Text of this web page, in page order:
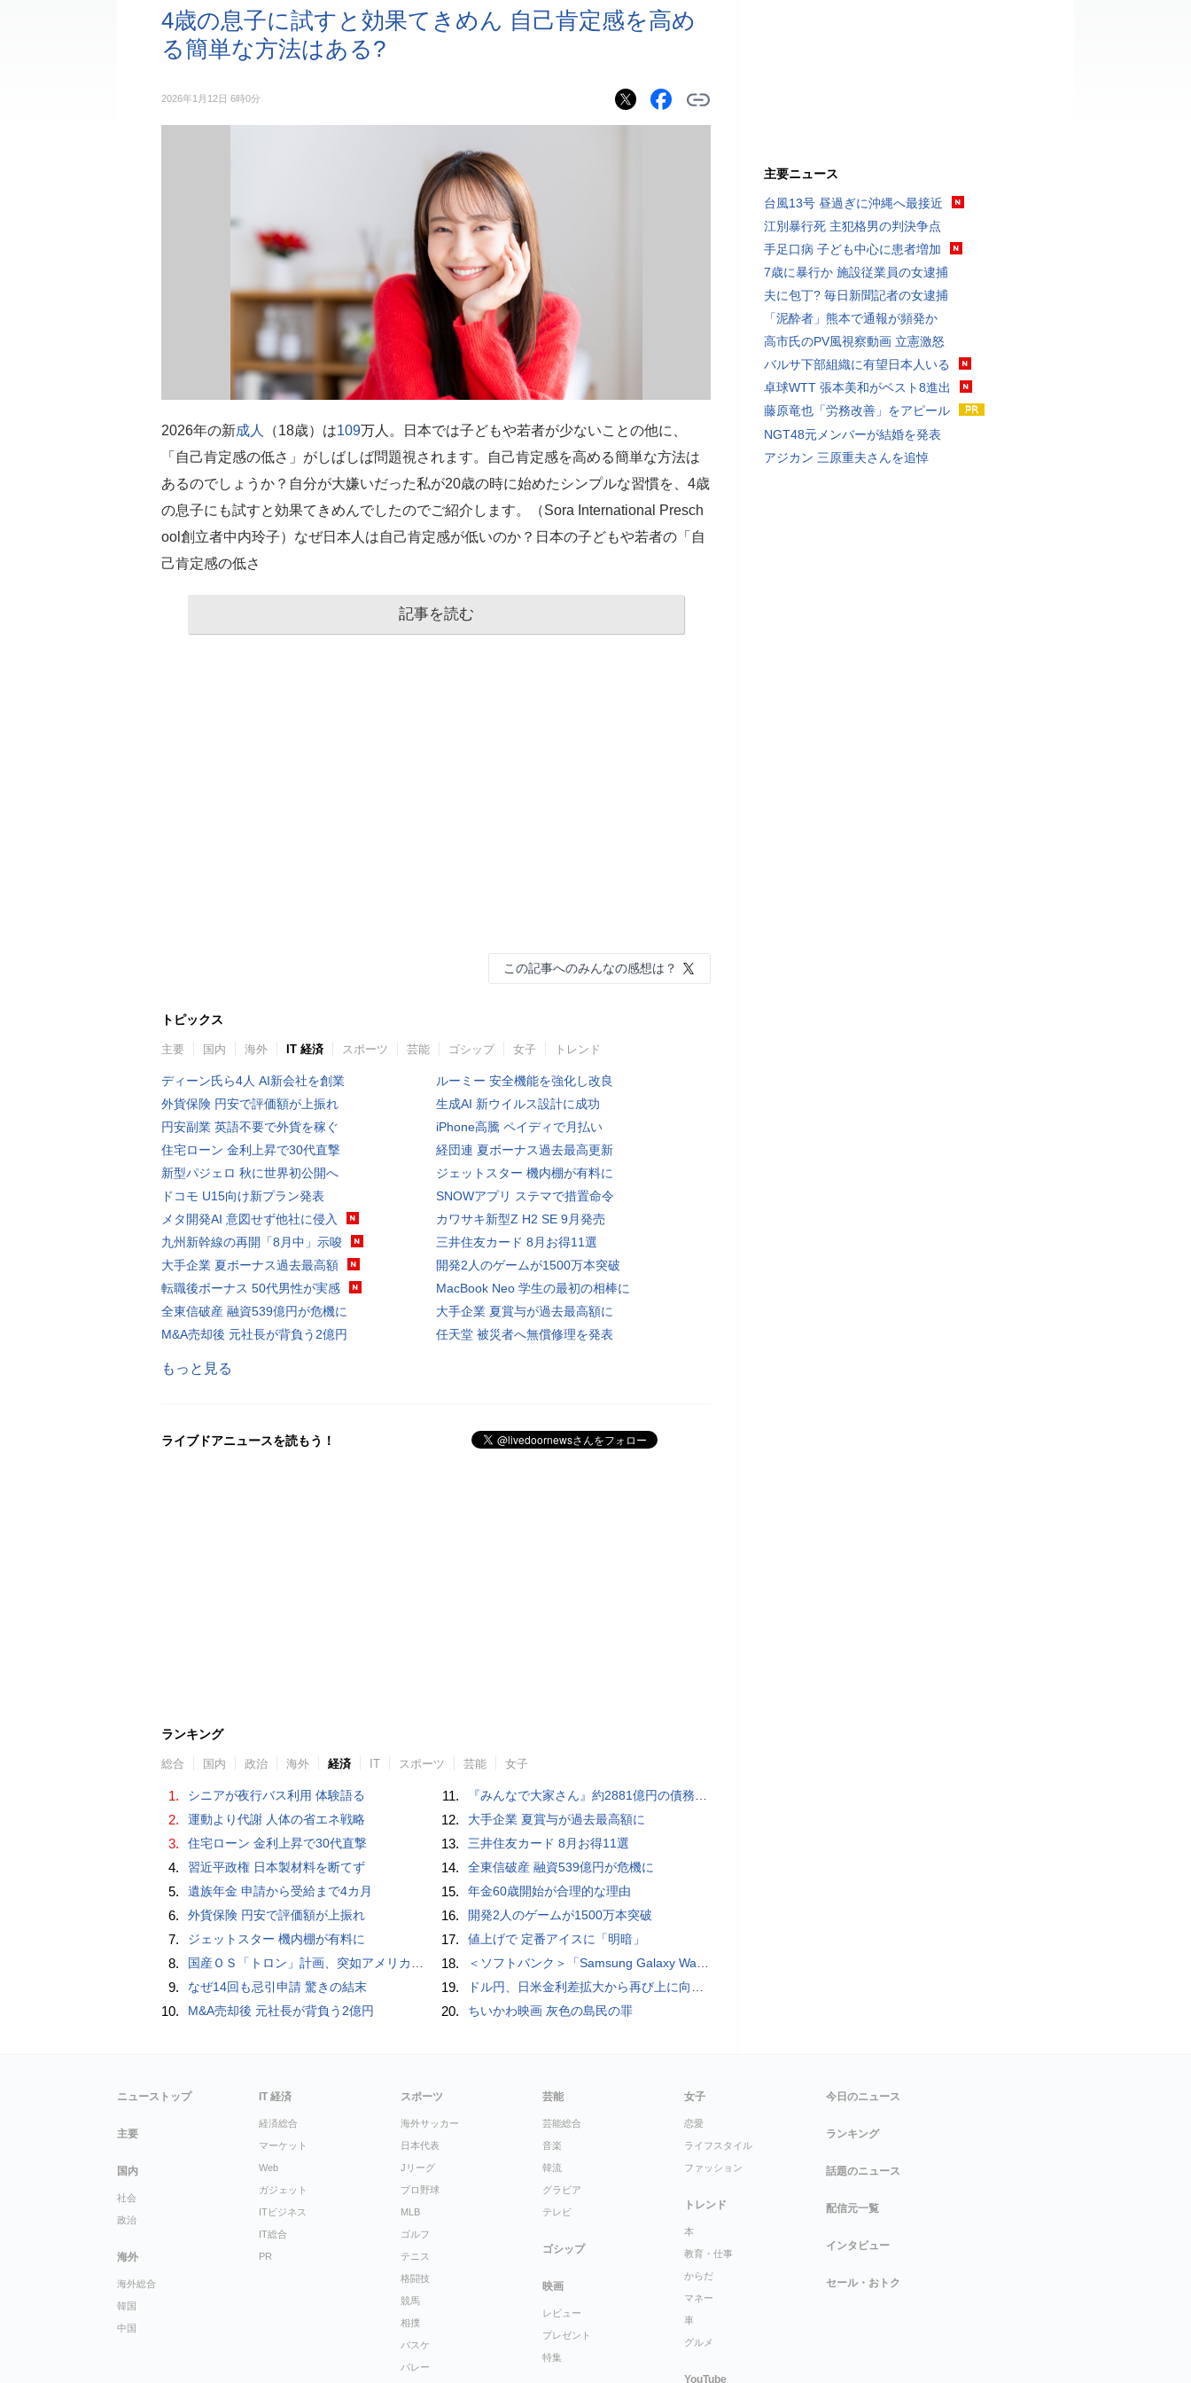
4歳の息子に試すと効果てきめん 自己肯定感を高め
る簡単な方法はある?
2026年1月12日 6時0分
2026年の新成人 （18歳）は109万人。日本では子どもや若者が少ないことの他に、
「自己肯定感の低さ」がしばしば問題視されます。自己肯定感を高める簡単な方法は
あるのでしょうか？自分が大嫌いだった私が20歳の時に始めたシンプルな習慣を、4歳
の息子にも試すと効果てきめんでしたのでご紹介します。（Sora International Presch
ool創立者中内玲子）なぜ日本人は自己肯定感が低いのか？日本の子どもや若者の「自
己肯定感の低さ
記事を読む
この記事へのみんなの感想は？
トピックス
主要 国内 海外 IT 経済 スポーツ 芸能 ゴシップ 女子 トレンド
ディーン氏ら4人 AI新会社を創業
外貨保険 円安で評価額が上振れ
円安副業 英語不要で外貨を稼ぐ
住宅ローン 金利上昇で30代直撃
新型パジェロ 秋に世界初公開へ
ドコモ U15向け新プラン発表
メタ開発AI 意図せず他社に侵入
九州新幹線の再開「8月中」示唆
大手企業 夏ボーナス過去最高額
転職後ボーナス 50代男性が実感
全東信破産 融資539億円が危機に
M&A売却後 元社長が背負う2億円
ルーミー 安全機能を強化し改良
生成AI 新ウイルス設計に成功
iPhone高騰 ペイディで月払い
経団連 夏ボーナス過去最高更新
ジェットスター 機内棚が有料に
SNOWアプリ ステマで措置命令
カワサキ新型Z H2 SE 9月発売
三井住友カード 8月お得11選
開発2人のゲームが1500万本突破
MacBook Neo 学生の最初の相棒に
大手企業 夏賞与が過去最高額に
任天堂 被災者へ無償修理を発表
もっと見る
ライブドアニュースを読もう！
ランキング
総合 国内 政治 海外 経済 IT スポーツ 芸能 女子
1. シニアが夜行バス利用 体験語る
2. 運動より代謝 人体の省エネ戦略
3. 住宅ローン 金利上昇で30代直撃
4. 習近平政権 日本製材料を断てず
5. 遺族年金 申請から受給まで4カ月
6. 外貨保険 円安で評価額が上振れ
7. ジェットスター 機内棚が有料に
8. 国産ＯＳ「トロン」計画、突如アメリカの標的に「わけが分からなかった」…貿易摩擦の中で狂い始めた歯車
9. なぜ14回も忌引申請 驚きの結末
10. M&A売却後 元社長が背負う2億円
11. 『みんなで大家さん』約2881億円の債務超過 大阪府が「違法状態」として調査 分配金未払いで出資者が集団訴訟中
12. 大手企業 夏賞与が過去最高額に
13. 三井住友カード 8月お得11選
14. 全東信破産 融資539億円が危機に
15. 年金60歳開始が合理的な理由
16. 開発2人のゲームが1500万本突破
17. 値上げで 定番アイスに「明暗」
18. ＜ソフトバンク＞「Samsung Galaxy Watch9」「Samsung Galaxy Watch Ultra2」（LTE） 本日発売
19. ドル円、日米金利差拡大から再び上に向かうとの見方＝ＮＹ為替
20. ちいかわ映画 灰色の島民の罪
主要ニュース
台風13号 昼過ぎに沖縄へ最接近
江別暴行死 主犯格男の判決争点
手足口病 子ども中心に患者増加
7歳に暴行か 施設従業員の女逮捕
夫に包丁? 毎日新聞記者の女逮捕
「泥酔者」熊本で通報が頻発か
高市氏のPV風視察動画 立憲激怒
バルサ下部組織に有望日本人いる
卓球WTT 張本美和がベスト8進出
藤原竜也「労務改善」をアピール
NGT48元メンバーが結婚を発表
アジカン 三原重夫さんを追悼
ニューストップ
主要
国内
社会
政治
海外
海外総合
韓国
中国
IT 経済
経済総合
マーケット
Web
ガジェット
ITビジネス
IT総合
PR
スポーツ
海外サッカー
日本代表
Jリーグ
プロ野球
MLB
ゴルフ
テニス
格闘技
競馬
相撲
バスケ
バレー
芸能
芸能総合
音楽
韓流
グラビア
テレビ
ゴシップ
映画
レビュー
プレゼント
特集
女子
恋愛
ライフスタイル
ファッション
トレンド
本
教育・仕事
からだ
マネー
車
グルメ
YouTube
今日のニュース
ランキング
話題のニュース
配信元一覧
インタビュー
セール・おトク